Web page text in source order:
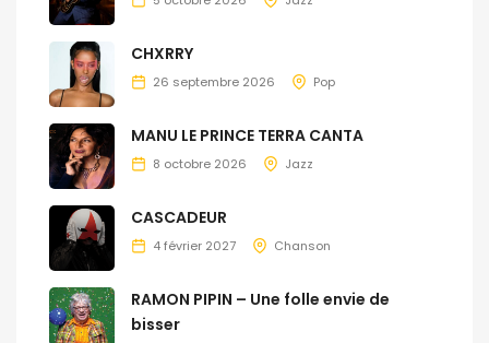
CHXRRY
26 septembre 2026 Pop
MANU LE PRINCE TERRA CANTA
8 octobre 2026 Jazz
CASCADEUR
4 février 2027 Chanson
RAMON PIPIN – Une folle envie de
bisser